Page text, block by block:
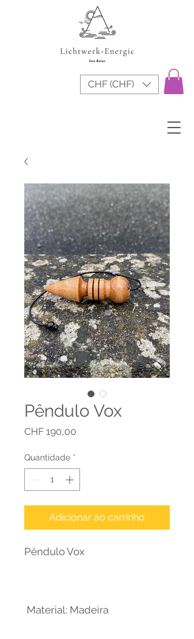
CHF (CHF)
Pêndulo Vox
CHF 190,00
Quantidade *
Adicionar ao carrinho
Pêndulo Vox
Material: Madeira